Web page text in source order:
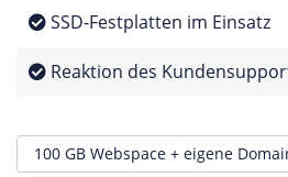
SSD-Festplatten im Einsatz
Reaktion des